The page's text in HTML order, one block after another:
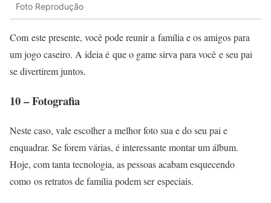
Foto Reprodução
Com este presente, você pode reunir a família e os amigos para
um jogo caseiro. A ideia é que o game sirva para você e seu pai
se divertirem juntos.
10 – Fotografia
Neste caso, vale escolher a melhor foto sua e do seu pai e
enquadrar. Se forem várias, é interessante montar um álbum.
Hoje, com tanta tecnologia, as pessoas acabam esquecendo
como os retratos de família podem ser especiais.